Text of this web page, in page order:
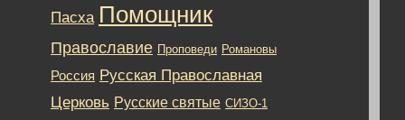
Пасха Помощник
Православие Проповеди Романовы
Россия Русская Православная
Церковь Русские святые СИЗО-1